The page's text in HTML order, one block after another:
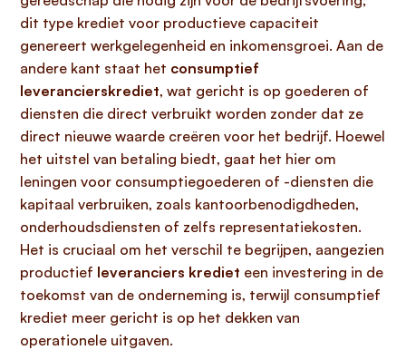
dit type krediet voor productieve capaciteit
genereert werkgelegenheid en inkomensgroei. Aan de
andere kant staat het consumptief
leverancierskrediet, wat gericht is op goederen of
diensten die direct verbruikt worden zonder dat ze
direct nieuwe waarde creëren voor het bedrijf. Hoewel
het uitstel van betaling biedt, gaat het hier om
leningen voor consumptiegoederen of -diensten die
kapitaal verbruiken, zoals kantoorbenodigdheden,
onderhoudsdiensten of zelfs representatiekosten.
Het is cruciaal om het verschil te begrijpen, aangezien
productief leveranciers krediet een investering in de
toekomst van de onderneming is, terwijl consumptief
krediet meer gericht is op het dekken van
operationele uitgaven.